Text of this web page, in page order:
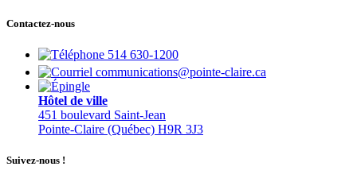
Contactez-nous
514 630-1200
communications@pointe-claire.ca
Hôtel de ville
451 boulevard Saint-Jean
Pointe-Claire (Québec) H9R 3J3
Suivez-nous !